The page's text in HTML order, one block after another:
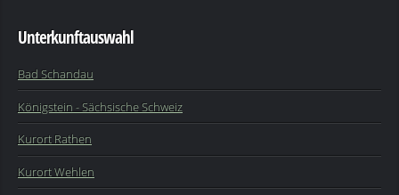
Unterkunftauswahl
Bad Schandau
Königstein - Sächsische Schweiz
Kurort Rathen
Kurort Wehlen